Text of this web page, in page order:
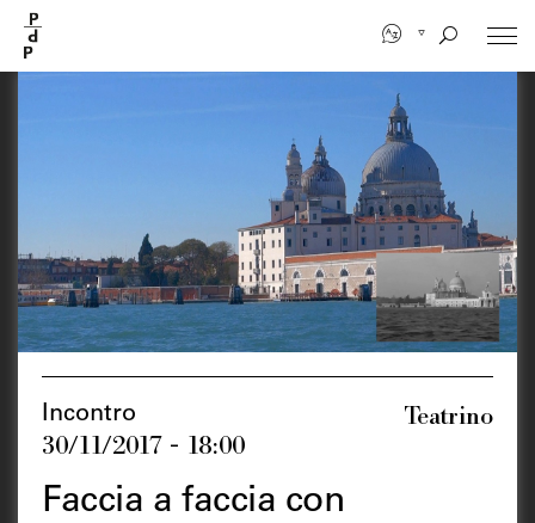
contenuto
principale
Incontro
30/11/2017 - 18:00
Teatrino
Faccia a faccia con